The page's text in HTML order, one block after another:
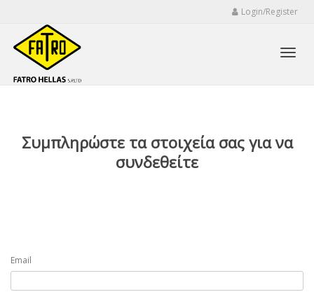
Login/Register
Συμπληρώστε τα στοιχεία σας για να
συνδεθείτε
Email